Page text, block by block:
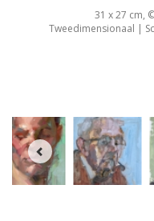
31 x 27 cm,
Tweedimensionaal |